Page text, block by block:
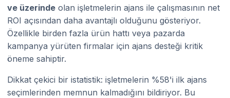
ve üzerinde olan işletmelerin ajans ile çalışmasının net
ROI açısından daha avantajlı olduğunu gösteriyor.
Özellikle birden fazla ürün hattı veya pazarda
kampanya yürüten firmalar için ajans desteği kritik
öneme sahiptir.
Dikkat çekici bir istatistik: işletmelerin %58'i ilk ajans
seçimlerinden memnun kalmadığını bildiriyor. Bu